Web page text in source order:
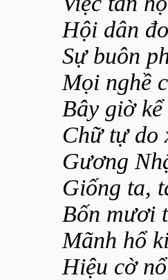
Hội dân
Sự buôn
Mọi nghề
Bây giờ
Chữ tự do
Gương
Giống ta,
Bốn mươi
Mãnh hổ
Hiệu cờ